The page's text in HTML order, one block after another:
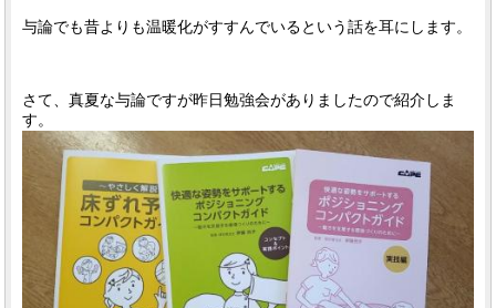
与論でも昔よりも温暖化がすすんでいるという話を耳にします。
さて、真夏な与論ですが昨日勉強会がありましたので紹介しま
す。